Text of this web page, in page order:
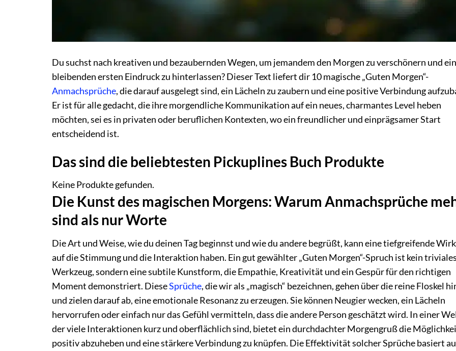
Du suchst nach kreativen und bezaubernden Wegen, um jemandem den Morgen zu verschönern und
bleibenden ersten Eindruck zu hinterlassen? Dieser Text liefert dir 10 magische „Guten Morgen“-
Anmachsprüche, die darauf ausgelegt sind, ein Lächeln zu zaubern und eine positive Verbindung
Er ist für alle gedacht, die ihre morgendliche Kommunikation auf ein neues, charmantes Level heben
möchten, sei es in privaten oder beruflichen Kontexten, wo ein freundlicher und einprägsamer Start
entscheidend ist.
Das sind die beliebtesten Pickuplines Buch Produkte
Keine Produkte gefunden.
Die Kunst des magischen Morgens: Warum Anmachsprüche
sind als nur Worte
Die Art und Weise, wie du deinen Tag beginnst und wie du andere begrüßt, kann eine tiefgreifende
auf die Stimmung und die Interaktion haben. Ein gut gewählter „Guten Morgen“-Spruch ist kein
Werkzeug, sondern eine subtile Kunstform, die Empathie, Kreativität und ein Gespür für den richtigen
Moment demonstriert. DieseSprüche, die wir als „magisch“ bezeichnen, gehen über die reine Floskel
und zielen darauf ab, eine emotionale Resonanz zu erzeugen. Sie können Neugier wecken, ein Lächeln
hervorrufen oder einfach nur das Gefühl vermitteln, dass die andere Person geschätzt wird. In einer
der viele Interaktionen kurz und oberflächlich sind, bietet ein durchdachter Morgengruß die
positiv abzuheben und eine stärkere Verbindung zu knüpfen. Die Effektivität solcher Sprüche basiert